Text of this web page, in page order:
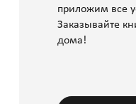
приложим все
Заказывайте
дома!